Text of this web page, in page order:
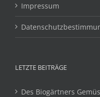
Impressum
LETZTE BEITRÄGE
Des Biogärtners